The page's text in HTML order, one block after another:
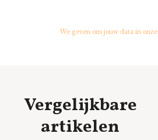
We geven om jouw data in onze
Vergelijkbare
artikelen